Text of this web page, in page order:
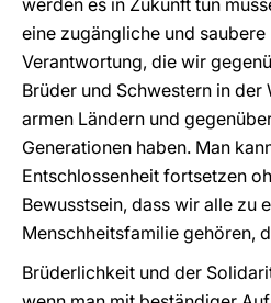
werden es in Zukunft tun
eine zugängliche und saubere
Verantwortung, die wir
Brüder und Schwestern in der
armen Ländern und
Generationen haben. Man
Entschlossenheit fortsetzen
Bewusstsein, dass wir alle zu
Menschheitsfamilie gehören,
Brüderlichkeit und der